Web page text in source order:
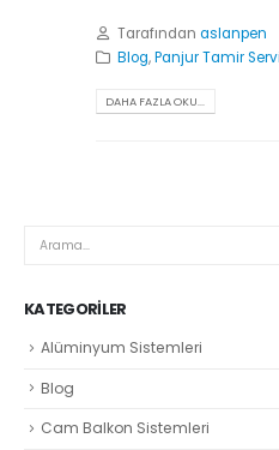
Tarafından aslanpen
Blog,Panjur Tamir
DAHA FAZLA OKU...
KATEGORILER
Alüminyum Sistemleri
Blog
Cam Balkon Sistemleri